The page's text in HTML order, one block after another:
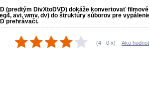
(predtým DivXtoDVD) dokáže konvertovať
avi, wmv, dv) do štruktúry súborov pre
prehrávači.
(4 - 0 x) Ako